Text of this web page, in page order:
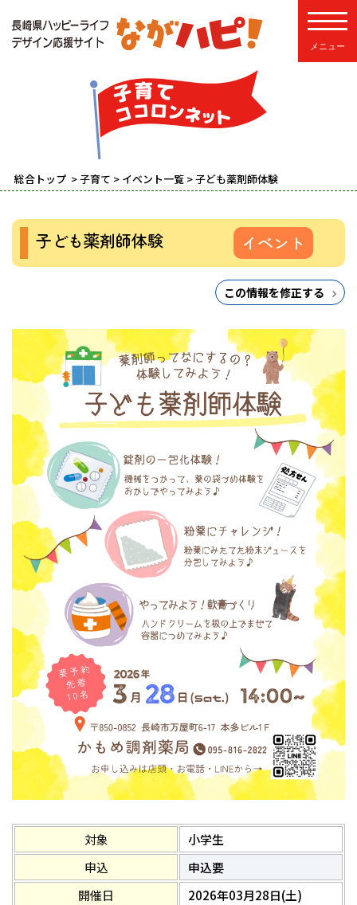
総合トップ >子育て > イベント一覧 > 子ども薬剤師体験
子ども薬剤師体験 イベント
この情報を修正する
対象
小学生
申込
申込要
開催日
2026年03月28日(土)